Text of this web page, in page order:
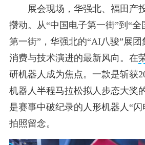
展会现场，华强北、福田产
攒动。从“中国电子第一街”到“
第一街”，华强北的“AI八骏”展
消费与技术演进的最新风向。在
研机器人成为焦点。一款是斩获
机器人半程马拉松拟人步态大奖
是赛事中破纪录的人形机器人“
拍照留念。